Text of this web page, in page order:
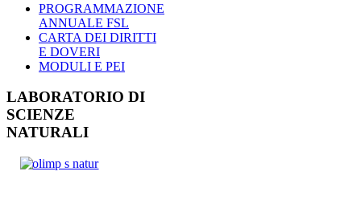
PROGRAMMAZIONE
ANNUALE FSL
CARTA DEI DIRITTI
E DOVERI
MODULI E PEI
LABORATORIO DI
SCIENZE
NATURALI